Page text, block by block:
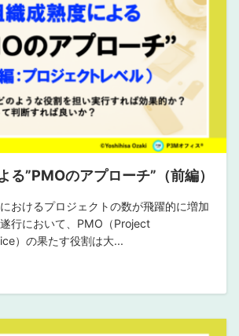
る”PMOのアプローチ”（前編）
おけるプロジェクトの数が飛躍的に増加
行において、PMO（Project
）の果たす役割は大...